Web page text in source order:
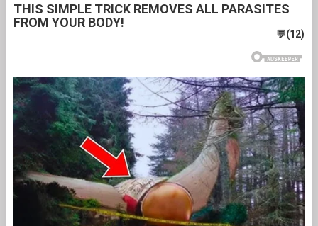
THIS SIMPLE TRICK REMOVES ALL PARASITES
FROM YOUR BODY!